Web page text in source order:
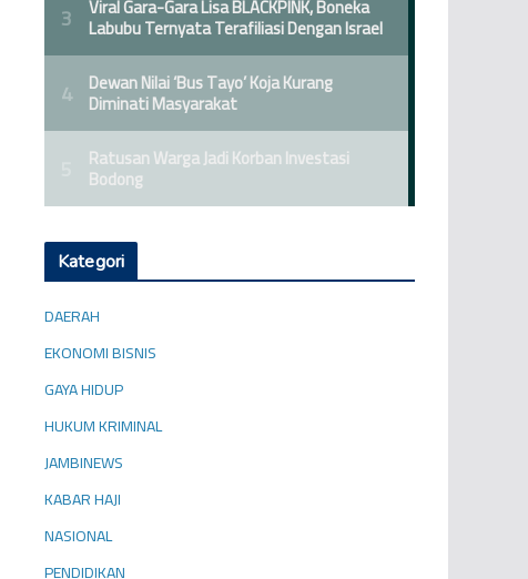
Kategori
DAERAH
EKONOMI BISNIS
GAYA HIDUP
HUKUM KRIMINAL
JAMBINEWS
KABAR HAJI
NASIONAL
PENDIDIKAN